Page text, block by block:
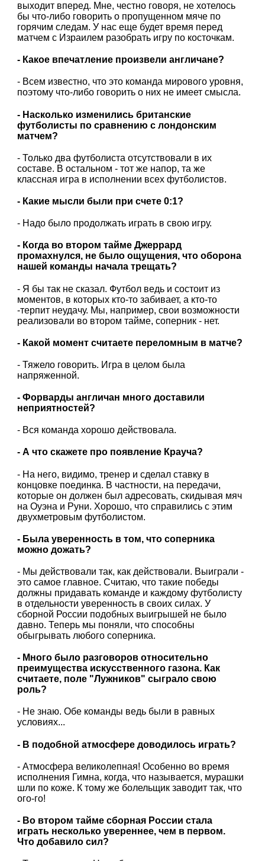
выходит вперед. Мне, честно говоря, не хотелось
бы что-либо говорить о пропущенном мяче по
горячим следам. У нас еще будет время перед
матчем с Израилем разобрать игру по косточкам.
- Какое впечатление произвели англичане?
- Всем известно, что это команда мирового уровня,
поэтому что-либо говорить о них не имеет смысла.
- Насколько изменились британские
футболисты по сравнению с лондонским
матчем?
- Только два футболиста отсутствовали в их
составе. В остальном - тот же напор, та же
классная игра в исполнении всех футболистов.
- Какие мысли были при счете 0:1?
- Надо было продолжать играть в свою игру.
- Когда во втором тайме Джеррард
промахнулся, не было ощущения, что оборона
нашей команды начала трещать?
- Я бы так не сказал. Футбол ведь и состоит из
моментов, в которых кто-то забивает, а кто-то
-терпит неудачу. Мы, например, свои возможности
реализовали во втором тайме, соперник - нет.
- Какой момент считаете переломным в матче?
- Тяжело говорить. Игра в целом была
напряженной.
- Форварды англичан много доставили
неприятностей?
- Вся команда хорошо действовала.
- А что скажете про появление Крауча?
- На него, видимо, тренер и сделал ставку в
концовке поединка. В частности, на передачи,
которые он должен был адресовать, скидывая мяч
на Оуэна и Руни. Хорошо, что справились с этим
двухметровым футболистом.
- Была уверенность в том, что соперника
можно дожать?
- Мы действовали так, как действовали. Выиграли -
это самое главное. Считаю, что такие победы
должны придавать команде и каждому футболисту
в отдельности уверенность в своих силах. У
сборной России подобных выигрышей не было
давно. Теперь мы поняли, что способны
обыгрывать любого соперника.
- Много было разговоров относительно
преимущества искусственного газона. Как
считаете, поле "Лужников" сыграло свою
роль?
- Не знаю. Обе команды ведь были в равных
условиях...
- В подобной атмосфере доводилось играть?
- Атмосфера великолепная! Особенно во время
исполнения Гимна, когда, что называется, мурашки
шли по коже. К тому же болельщик заводит так, что
ого-го!
- Во втором тайме сборная России стала
играть несколько увереннее, чем в первом.
Что добавило сил?